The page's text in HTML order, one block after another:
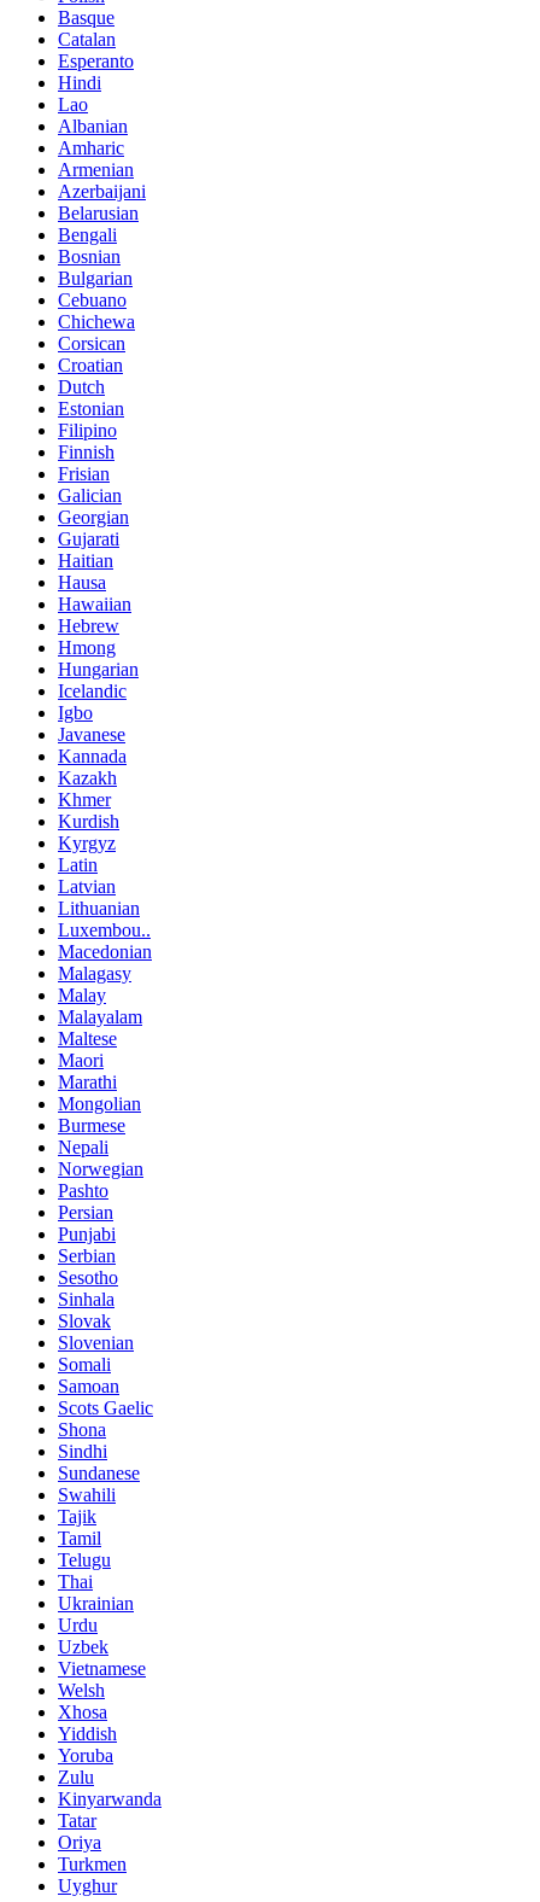
Basque
Catalan
Esperanto
Hindi
Lao
Albanian
Amharic
Armenian
Azerbaijani
Belarusian
Bengali
Bosnian
Bulgarian
Cebuano
Chichewa
Corsican
Croatian
Dutch
Estonian
Filipino
Finnish
Frisian
Galician
Georgian
Gujarati
Haitian
Hausa
Hawaiian
Hebrew
Hmong
Hungarian
Icelandic
Igbo
Javanese
Kannada
Kazakh
Khmer
Kurdish
Kyrgyz
Latin
Latvian
Lithuanian
Luxembou..
Macedonian
Malagasy
Malay
Malayalam
Maltese
Maori
Marathi
Mongolian
Burmese
Nepali
Norwegian
Pashto
Persian
Punjabi
Serbian
Sesotho
Sinhala
Slovak
Slovenian
Somali
Samoan
Scots Gaelic
Shona
Sindhi
Sundanese
Swahili
Tajik
Tamil
Telugu
Thai
Ukrainian
Urdu
Uzbek
Vietnamese
Welsh
Xhosa
Yiddish
Yoruba
Zulu
Kinyarwanda
Tatar
Oriya
Turkmen
Uyghur